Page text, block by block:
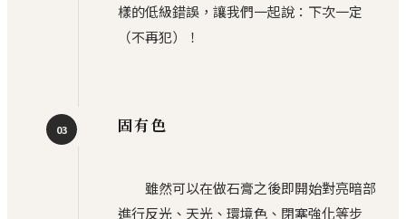
樣的低級錯誤，讓我們一起說：下次一定
（不再犯）！
03 固有色
雖然可以在做石膏之後即開始對亮暗部
進行反光、天光、環境色、閉塞強化等步